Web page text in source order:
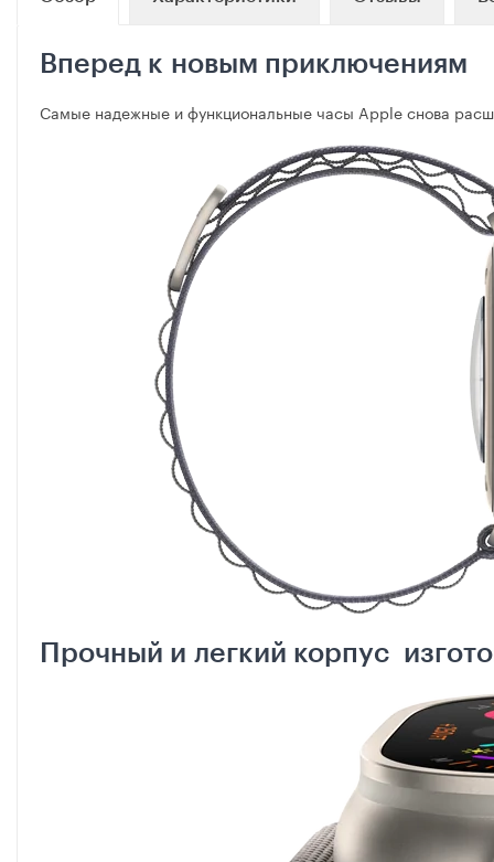
Вперед к новым приключениям
Самые надежные и функциональные часы Apple снова
Прочный и легкий корпус